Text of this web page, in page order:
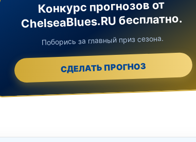
Конкурс прогнозов от
ChelseaBlues.RU бесплатно.
Поборись за главный приз сезона.
СДЕЛАТЬ ПРОГНОЗ